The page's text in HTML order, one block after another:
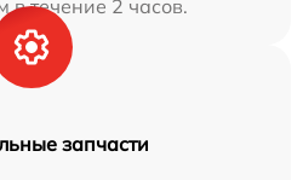
в течение 2 часов.
запчасти